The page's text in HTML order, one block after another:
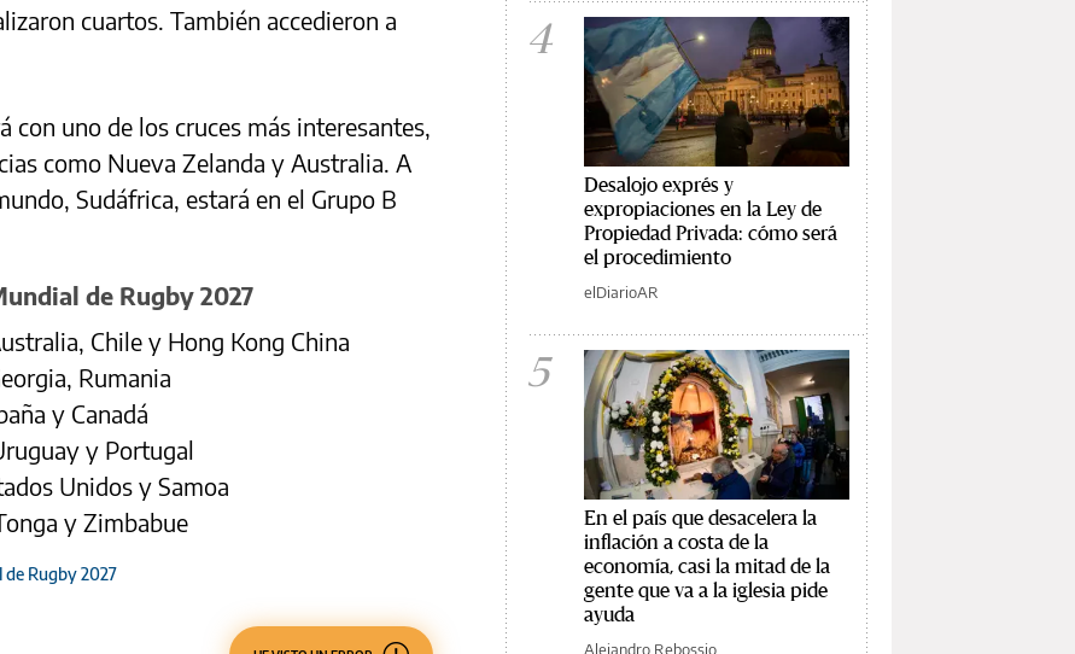
cuartos. También accedieron a
con uno de los cruces más interesantes,
como Nueva Zelanda y Australia. A
Sudáfrica, estará en el Grupo B
de Rugby 2027
Chile y Hong Kong China
Rumania
y Canadá
y Portugal
Unidos y Samoa
y Zimbabue
de Rugby 2027
4
Desalojo exprés y
expropiaciones en la Ley de
Propiedad Privada: cómo será
el procedimiento
elDiarioAR
5
En el país que desacelera la
inflación a costa de la
economía, casi la mitad de la
gente que va a la iglesia pide
ayuda
Alejandro Rebossio